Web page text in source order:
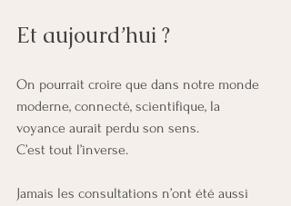
Et aujourd’hui ?
On pourrait croire que dans notre monde
moderne, connecté, scientifique, la
voyance aurait perdu son sens.
C’est tout l’inverse.
Jamais les consultations n’ont été aussi